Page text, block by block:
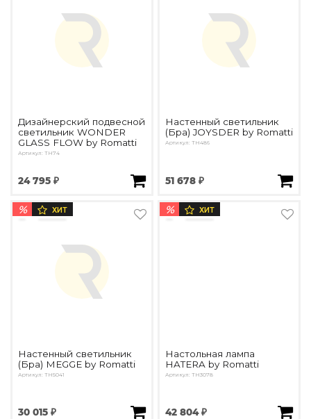
Дизайнерский подвесной
светильник WONDER
GLASS FLOW by Romatti
Артикул: TH74
24 795 ₽
Настенный светильник
(Бра) JOYSDER by Romatti
Артикул: TH486
51 678 ₽
% ХИТ
Настенный светильник
(Бра) MEGGE by Romatti
Артикул: TH5041
30 015 ₽
% ХИТ
Настольная лампа
HATERA by Romatti
Артикул: TH3078
42 804 ₽